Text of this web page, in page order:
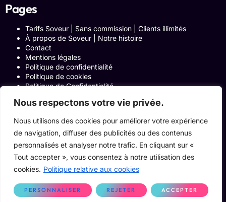
Nous respectons votre vie privée.
Nous utilisons des cookies pour améliorer votre expérience
de navigation, diffuser des publicités ou des contenus
personnalisés et analyser notre trafic. En cliquant sur «
Tout accepter », vous consentez à notre utilisation des
cookies. Politique relative aux cookies
PERSONNALISER REJETER ACCEPTER
Pages
Tarifs Soveur | Sans commission | Clients illimités
À propos de Soveur | Notre histoire
Contact
Mentions légales
Politique de confidentialité
Politique de cookies
Politique de Confidentialité
Blog
Programme Affiliation
Conditions générales d’utilisation
ACCUEIL
Onglets Zone Affilié
Le Blog
Devenir pro